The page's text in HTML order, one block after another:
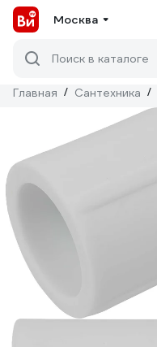
Москва
Поиск в каталоге
Главная / Сантехника /